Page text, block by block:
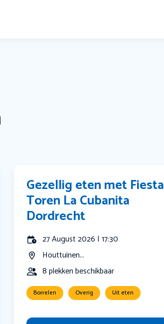
Gezellig eten met Fiesta
Toren La Cubanita
Dordrecht
27 August 2026 | 17:30
Houttuinen...
8 plekken beschikbaar
Borrelen Overig Uit eten